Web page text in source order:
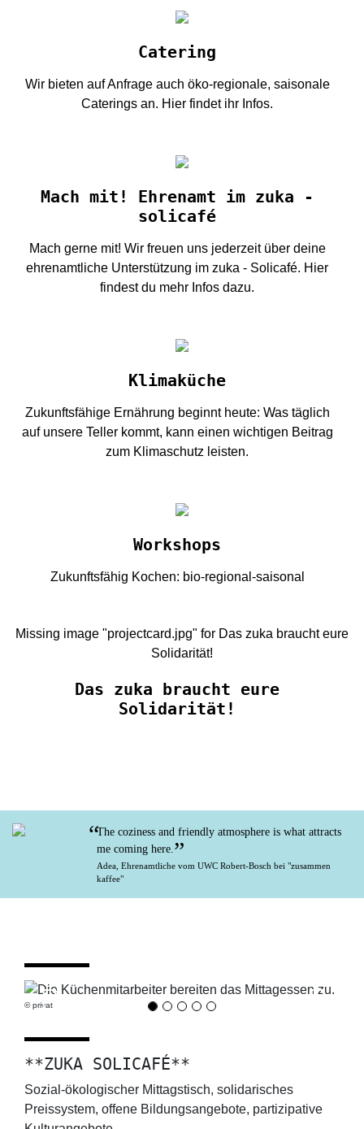
Catering
Wir bieten auf Anfrage auch öko-regionale, saisonale
Caterings an. Hier findet ihr Infos.
Mach mit! Ehrenamt im zuka -
solicafé
Mach gerne mit! Wir freuen uns jederzeit über deine
ehrenamtliche Unterstützung im zuka - Solicafé. Hier
findest du mehr Infos dazu.
Klimaküche
Zukunftsfähige Ernährung beginnt heute: Was täglich
auf unsere Teller kommt, kann einen wichtigen Beitrag
zum Klimaschutz leisten.
Workshops
Zukunftsfähig Kochen: bio-regional-saisonal
Missing image "projectcard.jpg" for Das zuka braucht eure
Solidarität!
Das zuka braucht eure
Solidarität!
“The coziness and friendly atmosphere is what attracts
me coming here.”
Adea, Ehrenamtliche vom UWC Robert-Bosch bei "zusammen
kaffee"
© privatPrevious
**ZUKA SOLICAFÉ**
Sozial-ökologischer Mittagstisch, solidarisches
Preissystem, offene Bildungsangebote, partizipative